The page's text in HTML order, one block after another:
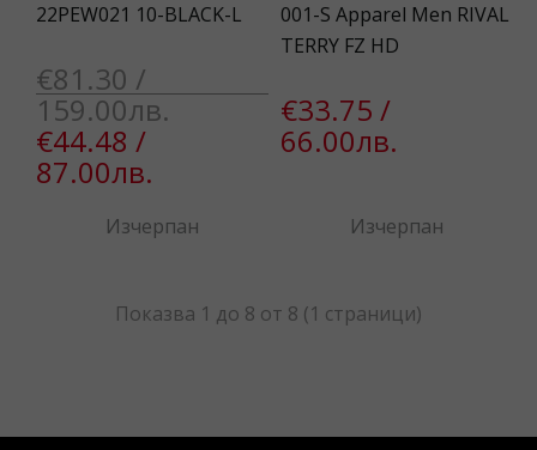
22PEW021 10-BLACK-L
€81.30 /
159.00лв.
€44.48 /
87.00лв.
Изчерпан
001-S Apparel Men RIVAL
TERRY FZ HD
€33.75 /
66.00лв.
Изчерпан
Показва 1 до 8 от 8 (1 страници)